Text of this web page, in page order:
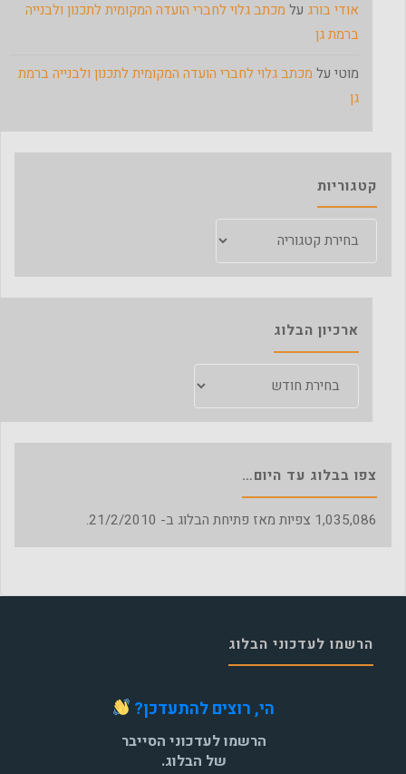
אודי בורג על מכתב גלוי לחברי הועדה המקומית לתכנון ולבנייה
ברמת גן
מוטי על מכתב גלוי לחברי הועדה המקומית לתכנון ולבנייה ברמת
גן
קטגוריות
ארכיון הבלוג
צפו בבלוג עד היום…
1,035,086 צפיות מאז פתיחת הבלוג ב- 21/2/2010.
הרשמו לעדכוני הבלוג
הי, רוצים להתעדכן?
הרשמו לעדכוני הסייבר
של הבלוג.